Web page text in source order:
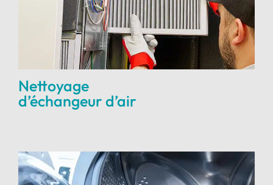
Nettoyage
d’échangeur d’air